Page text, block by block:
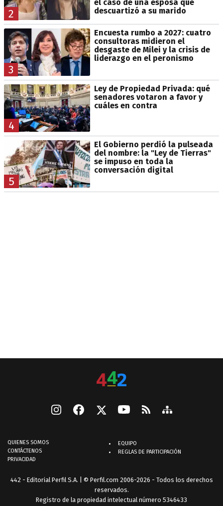
2
el caso de una esposa que
descuartizó a su marido
3
Encuesta rumbo a 2027: cuatro
consultoras midieron el
desgaste de Milei y la crisis de
liderazgo en el peronismo
4
Ley de Propiedad Privada: qué
senadores votaron a favor y
cuáles en contra
5
El Gobierno perdió la pulseada
del nombre: la "Ley de Tierras"
se impuso en toda la
conversación digital
QUIENES SOMOS
CONTÁCTENOS
PRIVACIDAD
EQUIPO
REGLAS DE PARTICIPACIÓN
442 - Editorial Perfil S.A. | © Perfil.com 2006-2026 - Todos los derechos
reservados.
Registro de la propiedad intelectual número 5346433